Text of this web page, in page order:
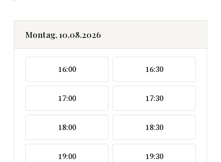
Montag, 10.08.2026
16:00 16:30
17:00 17:30
18:00 18:30
19:00 19:30